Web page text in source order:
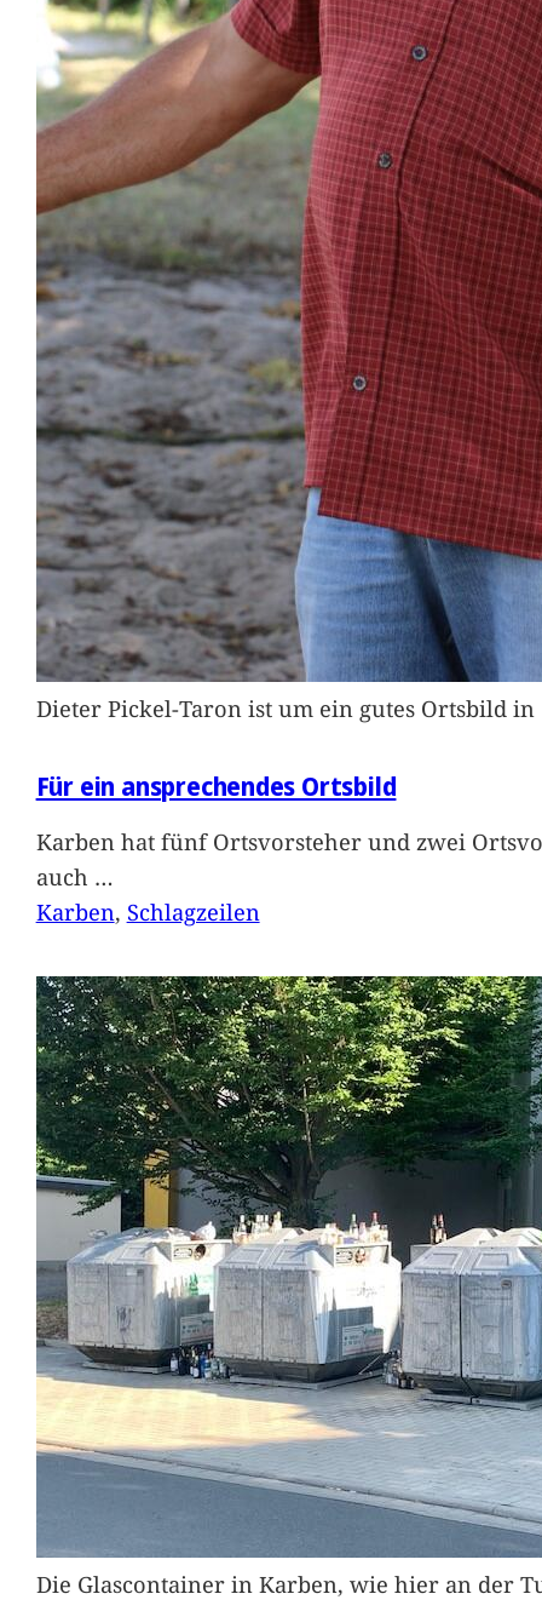
Dieter Pickel-Taron ist um ein gutes Ortsbild
Für ein ansprechendes Ortsbild
Karben hat fünf Ortsvorsteher und zwei
auch …
Karben, Schlagzeilen
Die Glascontainer in Karben, wie hier an der